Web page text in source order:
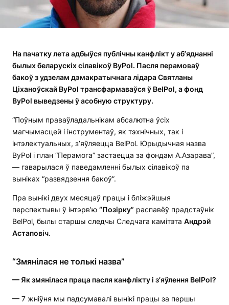
На пачатку лета адбыўся публічны канфлікт у аб’яднанні
былых беларускіх сілавікоў ByPol. Пасля перамоваў
бакоў з удзелам дэмакратычнага лідара Святланы
Ціханоўскай ByPol трансфармаваўся ў BelPol, а фонд
ByPol выведзены ў асобную структуру.
“Поўным праваўладальнікам абсалютна ўсіх
магчымасцей і інструментаў, як тэхнічных, так і
інтэлектуальных, з’яўляецца BelPol. Юрыдычная назва
ByPol і план “Перамога” застаецца за фондам А.Азарава”,
— гаварылася ў паведамленні былых сілавікоў па
выніках “развядзення бакоў”.
Пра вынікі двух месяцаў працы і бліжэйшыя
перспектывы ў інтэрв’ю “Позірку” распавёў прадстаўнік
BelPol, былы старшы следчы Следчага камітэта Андрэй
Астаповіч.
“Змянілася не толькі назва”
— Як змянілася праца пасля канфлікту і з’яўлення BelPol?
— 7 жніўня мы падсумавалі вынікі працы за першы